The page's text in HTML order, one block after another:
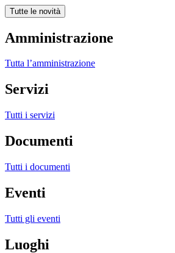
Tutte le novità
Amministrazione
Tutta l’amministrazione
Servizi
Tutti i servizi
Documenti
Tutti i documenti
Eventi
Tutti gli eventi
Luoghi